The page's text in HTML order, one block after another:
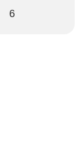
6